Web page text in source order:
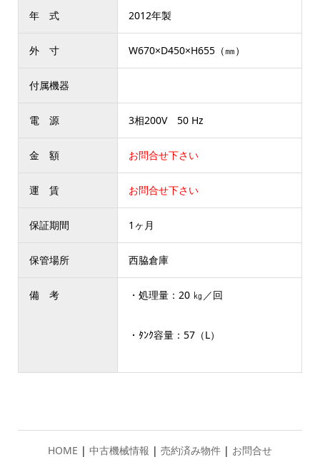
年 式 2012年製
外 寸 W670×D450×H655（㎜）
付属機器
電 源 3相200V 50 Hz
金 額 お問合せ下さい
運 賃 お問合せ下さい
保証期間 1ヶ月
保管場所 西脇倉庫
備 考 ・処理量：20 ㎏／回
・ﾀﾝｸ容量：57（L）
HOME | 中古機械情報 | 売約済み物件 | お問合せ